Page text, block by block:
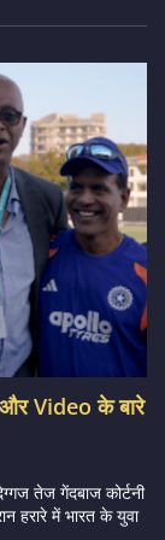
Video के बारे
तेज गेंदबाज कोर्टनी
हरारे में भारत के युवा